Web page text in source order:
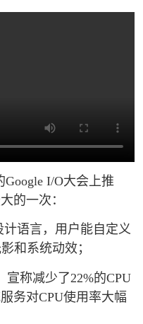
Google I/O大会上推
的一次：
计语言，用户能自定义
和系统动效；
称减少了22%的CPU
务对CPU使用率大幅